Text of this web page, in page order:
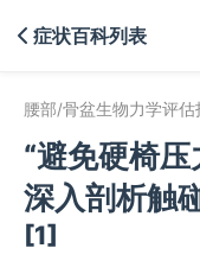
症状百科列表
腰部/骨盆生物力学评估
“避免硬椅压
深入剖析触
[1]